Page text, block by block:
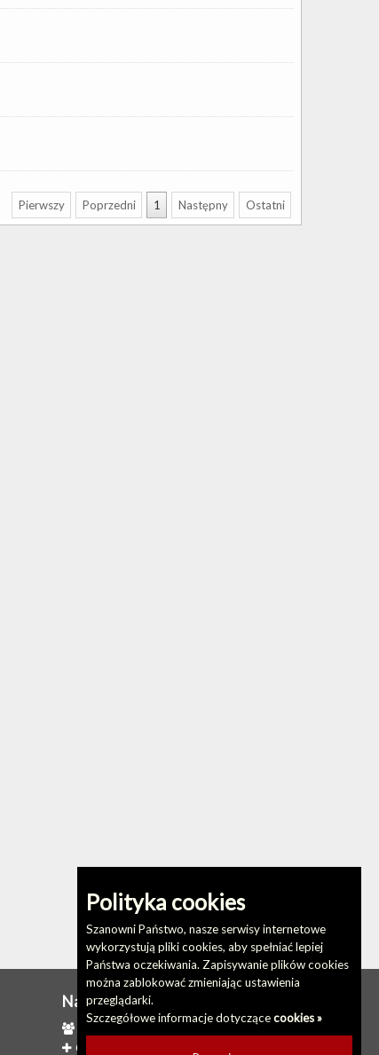
Polityka cookies
Szanowni Państwo, nasze serwisy internetowe
wykorzystują pliki cookies, aby spełniać lepiej
Państwa oczekiwania. Zapisywanie plików cookies
można zablokować zmieniając ustawienia
przeglądarki.
Szczegółowe informacje dotyczącecookies »
Pierwszy Poprzedni 1 Następny Ostatni
Na skróty
Redakcja biuletynu
Ostatnio dodane